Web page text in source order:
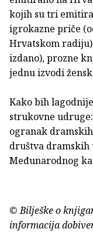
kojih su tri
igrokazne priče
Hrvatskom
izdano), prozne
jednu izvodi
Kako bih
strukovne
ogranak
društva
Međunarodnog
© Bilješke o
informacija